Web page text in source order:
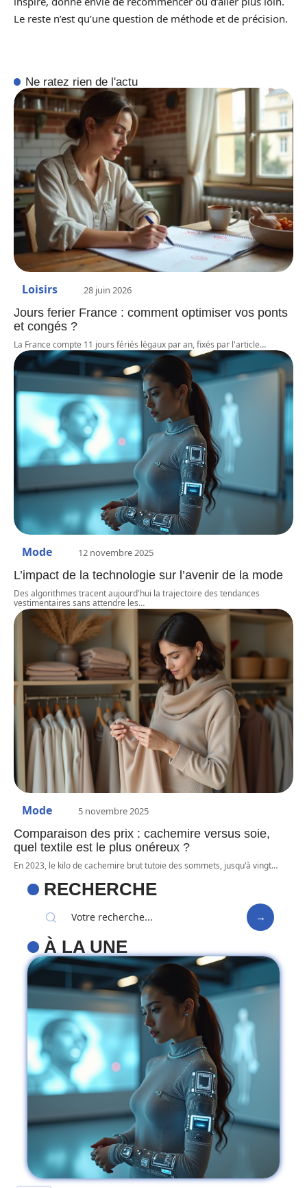
Le reste n’est qu’une question de méthode et de précision.
Ne ratez rien de l'actu
Loisirs 28 juin 2026
Jours ferier France : comment optimiser vos ponts
et congés ?
La France compte 11 jours fériés légaux par an, fixés par l'article…
Mode 12 novembre 2025
L’impact de la technologie sur l’avenir de la mode
Des algorithmes tracent aujourd'hui la trajectoire des tendances
vestimentaires sans attendre les…
Mode 5 novembre 2025
Comparaison des prix : cachemire versus soie,
quel textile est le plus onéreux ?
En 2023, le kilo de cachemire brut tutoie des sommets, jusqu'à vingt…
RECHERCHE
À LA UNE